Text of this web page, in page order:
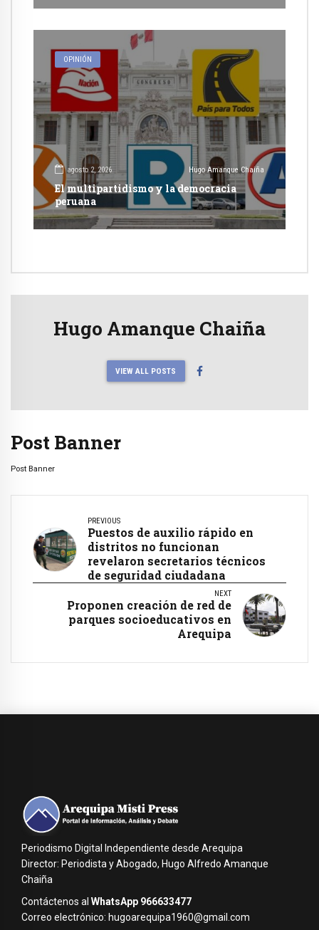
OPINIÓN
agosto 2, 2026 Hugo Amanque Chaiña
El multipartidismo y la democracia
peruana
Hugo Amanque Chaiña
VIEW ALL POSTS
Post Banner
Post Banner
PREVIOUS
Puestos de auxilio rápido en
distritos no funcionan
revelaron secretarios técnicos
de seguridad ciudadana
NEXT
Proponen creación de red de
parques socioeducativos en
Arequipa
Periodismo Digital Independiente desde Arequipa
Director: Periodista y Abogado, Hugo Alfredo Amanque
Chaiña
Contáctenos al WhatsApp 966633477
Correo electrónico: hugoarequipa1960@gmail.com